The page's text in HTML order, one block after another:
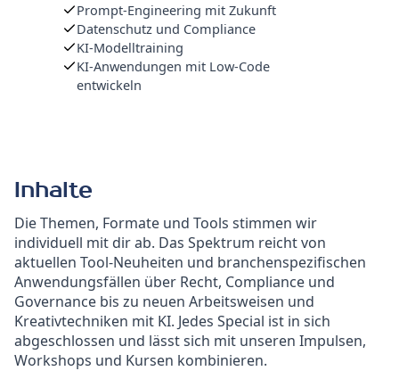
Prompt-Engineering mit Zukunft
Datenschutz und Compliance
KI-Modelltraining
KI-Anwendungen mit Low-Code
entwickeln
Inhalte
Die Themen, Formate und Tools stimmen wir
individuell mit dir ab. Das Spektrum reicht von
aktuellen Tool-Neuheiten und branchenspezifischen
Anwendungsfällen über Recht, Compliance und
Governance bis zu neuen Arbeitsweisen und
Kreativtechniken mit KI. Jedes Special ist in sich
abgeschlossen und lässt sich mit unseren Impulsen,
Workshops und Kursen kombinieren.